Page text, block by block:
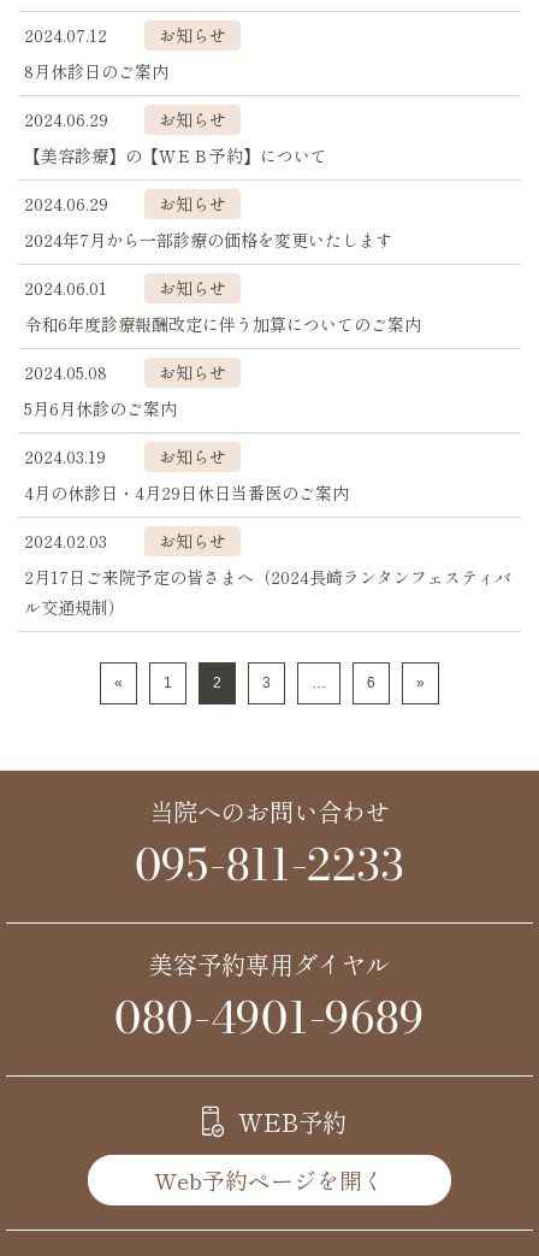
2024.07.12
お知らせ
8月休診日のご案内
2024.06.29
お知らせ
【美容診療】の【ＷＥＢ予約】について
2024.06.29
お知らせ
2024年7月から一部診療の価格を変更いたします
2024.06.01
お知らせ
令和6年度診療報酬改定に伴う加算についてのご案内
2024.05.08
お知らせ
5月6月休診のご案内
2024.03.19
お知らせ
4月の休診日・4月29日休日当番医のご案内
2024.02.03
お知らせ
2月17日ご来院予定の皆さまへ（2024長崎ランタンフェスティバ
ル交通規制）
« 1 2 3 … 6 »
当院へのお問い合わせ
095-811-2233
美容予約専用ダイヤル
080-4901-9689
WEB予約
Web予約ページを開く